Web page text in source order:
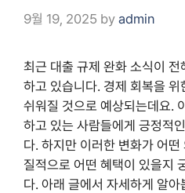
9월 19, 2025 by admin
최근 대출 규제 완화 소식이
하고 있습니다. 경제 회복을
쉬워질 것으로 예상되는데요.
하고 있는 사람들에게 긍정적
다. 하지만 이러한 변화가 어
질적으로 어떤 혜택이 있을지
다. 아래 글에서 자세하게 알아